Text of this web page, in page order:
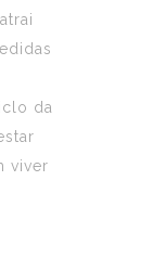
da
viver